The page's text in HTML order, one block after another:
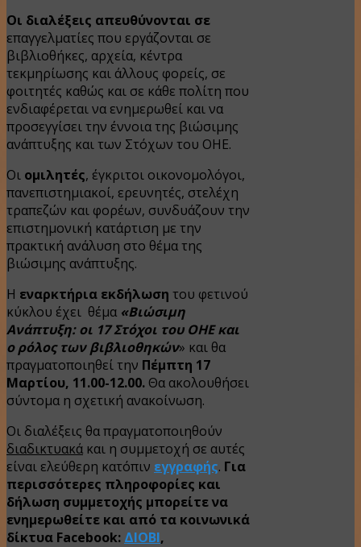
Οι διαλέξεις απευθύνονται σε
επαγγελματίες που εργάζονται σε
βιβλιοθήκες, αρχεία, κέντρα
τεκμηρίωσης και άλλους φορείς, σε
φοιτητές καθώς και σε κάθε πολίτη που
ενδιαφέρεται να ενημερωθεί και να
προσεγγίσει την έννοια της βιώσιμης
ανάπτυξης και των Στόχων του ΟΗΕ.
Οι ομιλητές, έγκριτοι οικονομολόγοι,
πανεπιστημιακοί, ερευνητές, στελέχη
τραπεζών και φορέων, συνδυάζουν την
επιστημονική κατάρτιση με την
πρακτική ανάλυση στο θέμα της
βιώσιμης ανάπτυξης.
Η εναρκτήρια εκδήλωση του φετινού
κύκλου έχει θέμα «Βιώσιμη
Ανάπτυξη: οι 17 Στόχοι του ΟΗΕ και
ο ρόλος των βιβλιοθηκών» και θα
πραγματοποιηθεί την Πέμπτη 17
Μαρτίου, 11.00-12.00. Θα ακολουθήσει
σύντομα η σχετική ανακοίνωση.
Οι διαλέξεις θα πραγματοποιηθούν
διαδικτυακά και η συμμετοχή σε αυτές
είναι ελεύθερη κατόπιν εγγραφής. Για
περισσότερες πληροφορίες και
δήλωση συμμετοχής μπορείτε να
ενημερωθείτε και από τα κοινωνικά
δίκτυα Facebook: ΔΙΟΒΙ,